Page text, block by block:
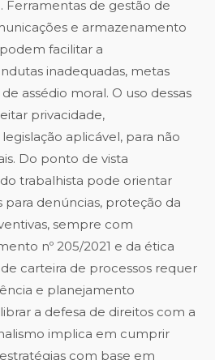
Ferramentas de gestão de
e armazenamento
facilitar a
inadequadas, metas
assédio moral. O uso dessas
privacidade,
aplicável, para não
Do ponto de vista
trabalhista pode orientar
denúncias, proteção da
sempre com
nº 205/2021 e da ética
carteira de processos requer
e planejamento
a defesa de direitos com a
implica em cumprir
com base em